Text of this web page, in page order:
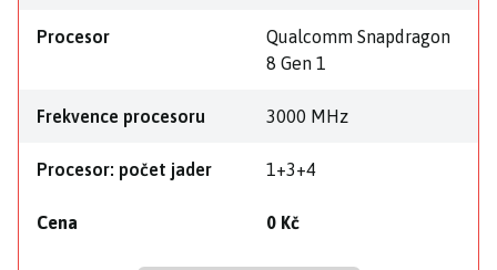
Procesor
Qualcomm Snapdragon
8 Gen 1
Frekvence procesoru 3000 MHz
Procesor: počet jader 1+3+4
Cena 0 Kč